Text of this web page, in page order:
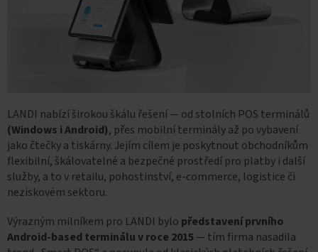
LANDI nabízí širokou škálu řešení — od stolních POS terminálů
(Windows i Android), přes mobilní terminály až po vybavení
jako čtečky a tiskárny. Jejím cílem je poskytnout obchodníkům
flexibilní, škálovatelné a bezpečné prostředí pro platby i další
služby, a to v retailu, pohostinství, e-commerce, logistice či
neziskovém sektoru.
Výrazným milníkem pro LANDI bylo představení prvního
Android-based terminálu v roce 2015 — tím firma nasadila